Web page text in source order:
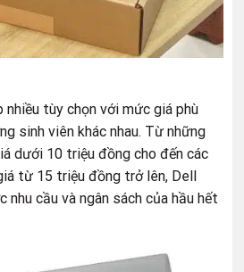
nhiều tùy chọn với mức giá phù
sinh viên khác nhau. Từ những
dưới 10 triệu đồng cho đến các
từ 15 triệu đồng trở lên, Dell
cầu và ngân sách của hầu hết